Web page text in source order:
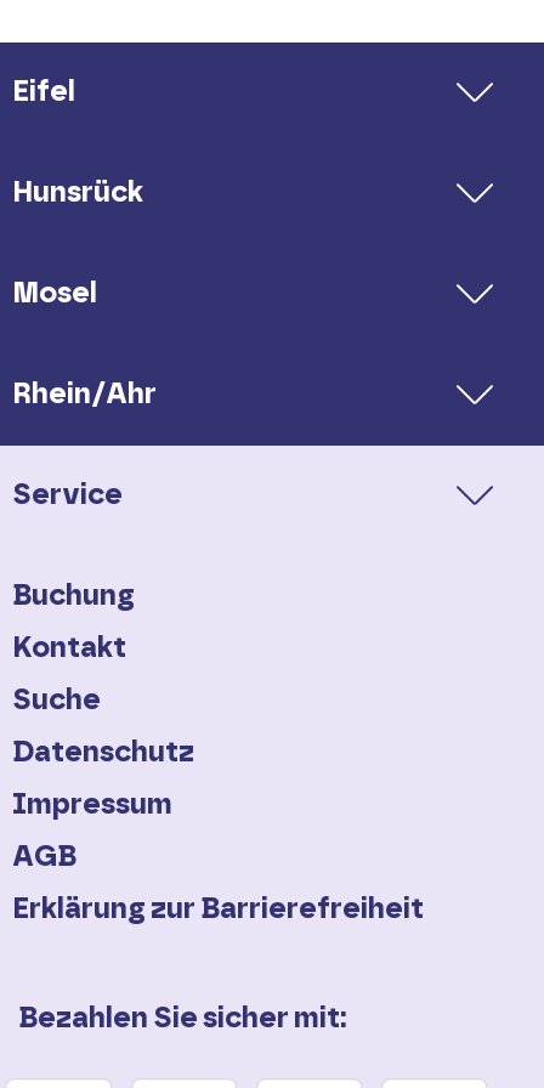
allen deutschen Netzen)
E-Mail:
kontakt(at)vrt-info(dot)de
Verkehrsverbund Rhein-Mosel
Tel. 08005 / 986986 (kostenfrei)
Verbundgrenze überschreiten:
E-Mail:service(at)dbregiobus-
sw(dot)de
Ihre Kontakte für Ausflüge &
Tel. 06551 / 9656-0
E-Mail:info(at)eifel(dot)info
Mosellandtouristik GmbH
Eifel
Hunsrück
Mosel
Rhein/Ahr
Service
Buchung
Kontakt
Suche
Datenschutz
Impressum
AGB
Erklärung zur Barrierefreiheit
Bezahlen Sie sicher mit: